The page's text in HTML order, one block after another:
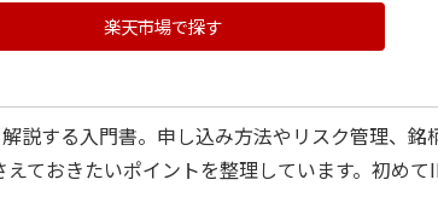
楽天市場で探す
説する入門書。申し込み方法やリスク管理、銘
ておきたいポイントを整理しています。初めて